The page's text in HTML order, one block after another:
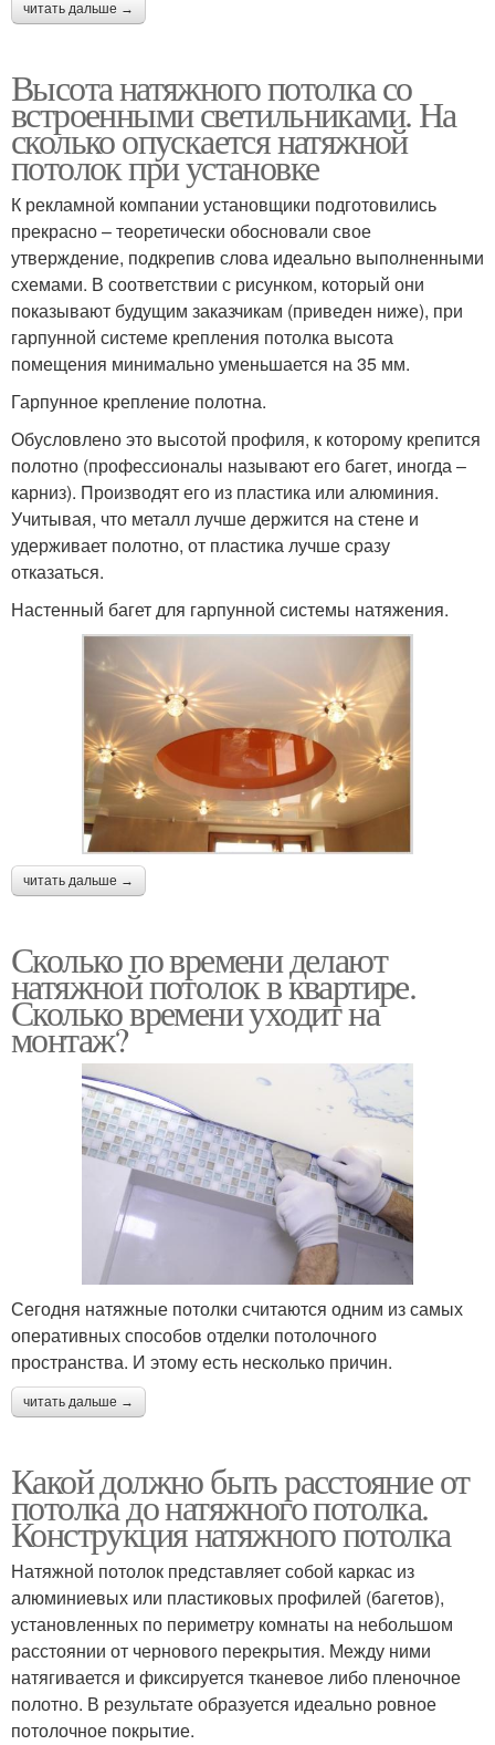
читать дальше →
Высота натяжного потолка со
встроенными светильниками. На
сколько опускается натяжной
потолок при установке
К рекламной компании установщики подготовились
прекрасно – теоретически обосновали свое
утверждение, подкрепив слова идеально выполненными
схемами. В соответствии с рисунком, который они
показывают будущим заказчикам (приведен ниже), при
гарпунной системе крепления потолка высота
помещения минимально уменьшается на 35 мм.
Гарпунное крепление полотна.
Обусловлено это высотой профиля, к которому крепится
полотно (профессионалы называют его багет, иногда –
карниз). Производят его из пластика или алюминия.
Учитывая, что металл лучше держится на стене и
удерживает полотно, от пластика лучше сразу
отказаться.
Настенный багет для гарпунной системы натяжения.
читать дальше →
Сколько по времени делают
натяжной потолок в квартире.
Сколько времени уходит на
монтаж?
Сегодня натяжные потолки считаются одним из самых
оперативных способов отделки потолочного
пространства. И этому есть несколько причин.
читать дальше →
Какой должно быть расстояние от
потолка до натяжного потолка.
Конструкция натяжного потолка
Натяжной потолок представляет собой каркас из
алюминиевых или пластиковых профилей (багетов),
установленных по периметру комнаты на небольшом
расстоянии от чернового перекрытия. Между ними
натягивается и фиксируется тканевое либо пленочное
полотно. В результате образуется идеально ровное
потолочное покрытие.